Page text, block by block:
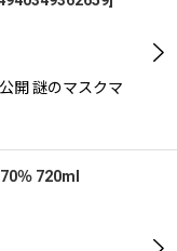
開 謎のマスクマ
％ 720ml